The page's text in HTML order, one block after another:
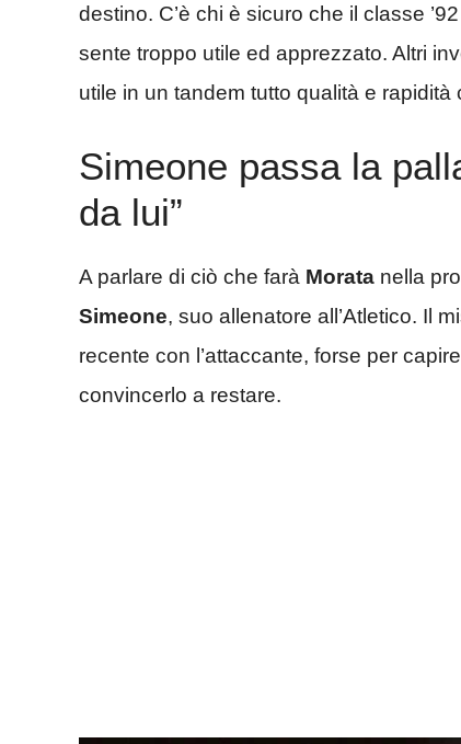
destino. C’è chi è sicuro che il classe
sente troppo utile ed apprezzato. Altri
utile in un tandem tutto qualità e rapidità
Simeone passa la
da lui”
A parlare di ciò che farà Morata nella
Simeone, suo allenatore all’Atletico. Il
recente con l’attaccante, forse per
convincerlo a restare.